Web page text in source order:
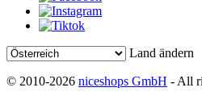
Land ändern
© 2010-2026 niceshops GmbH - All